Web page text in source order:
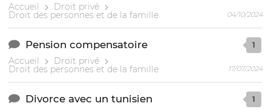
Accueil Droit privé
Droit des personnes et de la famille 04/10/2024
Pension compensatoire
Accueil Droit privé
Droit des personnes et de la famille
1
17/07/2024
Divorce avec un tunisien 1